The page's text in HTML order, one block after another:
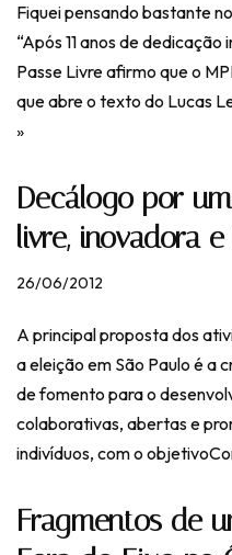
Fiquei pensando bastante
“Após 11 anos de
Passe Livre afirmo que o
que abre o texto do Lucas
»
Decálogo por
livre, inovadora
26/06/2012
A principal proposta dos
a eleição em São Paulo é a
de fomento para o
colaborativas, abertas e
indivíduos, com o objetivo
Fragmentos de